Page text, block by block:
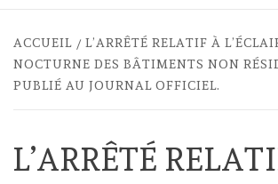
ACCUEIL
L’ARRÊTÉ RELATIF À
NOCTURNE DES BÂTIMENTS NON
PUBLIÉ AU JOURNAL OFFICIEL.
L’ARRÊTÉ